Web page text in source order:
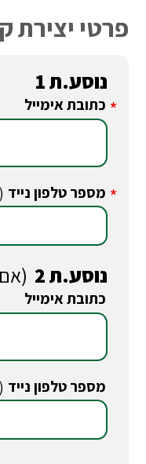
פרטי יצירת
נוסע.ת 1
* כתובת אימייל
* מספר טלפון נייד
נוסע.ת 2
כתובת אימייל
מספר טלפון נייד